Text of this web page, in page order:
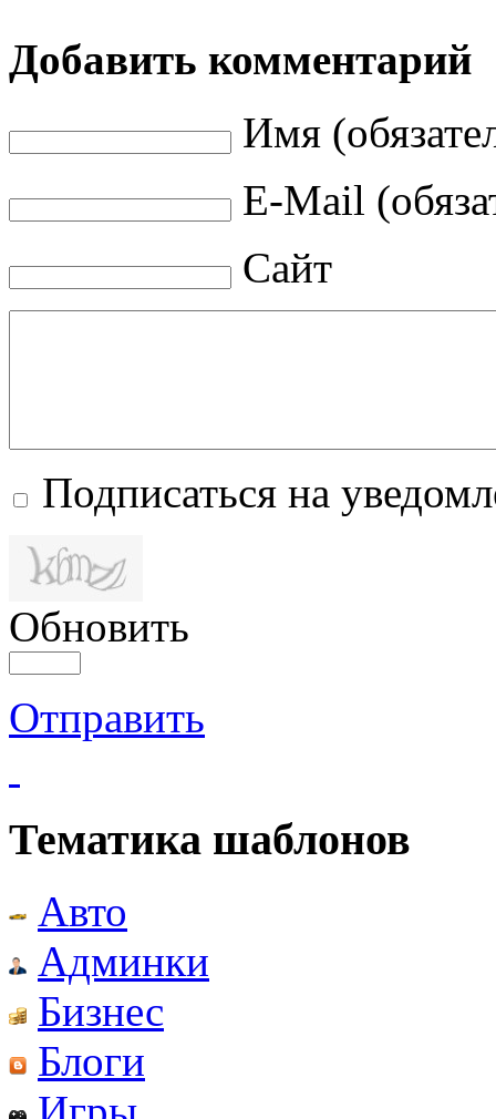
Добавить комментарий
Имя
E-Mail
Сайт
Подписаться на
Обновить
Отправить
Тематика шаблонов
Авто
Админки
Бизнес
Блоги